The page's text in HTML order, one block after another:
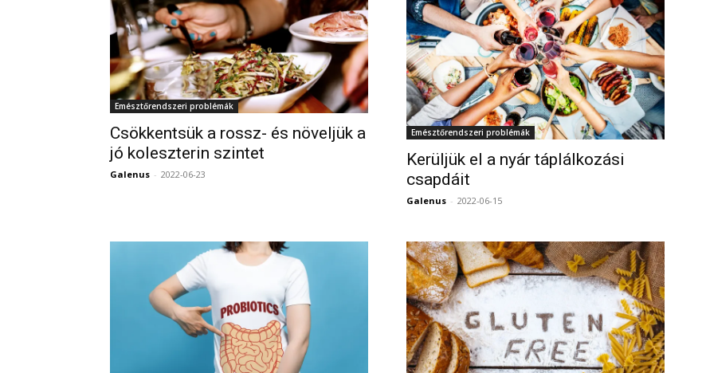
Emésztőrendszeri problémák
Csökkentsük a rossz- és növeljük a
jó koleszterin szintet
Galenus - 2022-06-23
Emésztőrendszeri problémák
Kerüljük el a nyár táplálkozási
csapdáit
Galenus - 2022-06-15